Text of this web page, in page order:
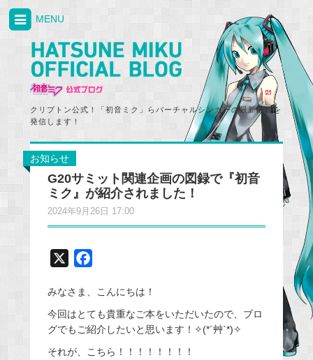
クリプトン公式！「初音ミク」らバーチャルシンガーの最新情報を
発信します！
MENU
お知らせ
G20サミット関連企画の図録で『初音
ミク』が紹介されました！
2024年9月26日 17:00
c
e
b
o
みなさま、こんにちは！
今回はとても貴重なご本をいただいたので、ブロ
グでもご紹介したいと思います！✧(*´艸`*)✧
それが、こちら！！！！！！！！